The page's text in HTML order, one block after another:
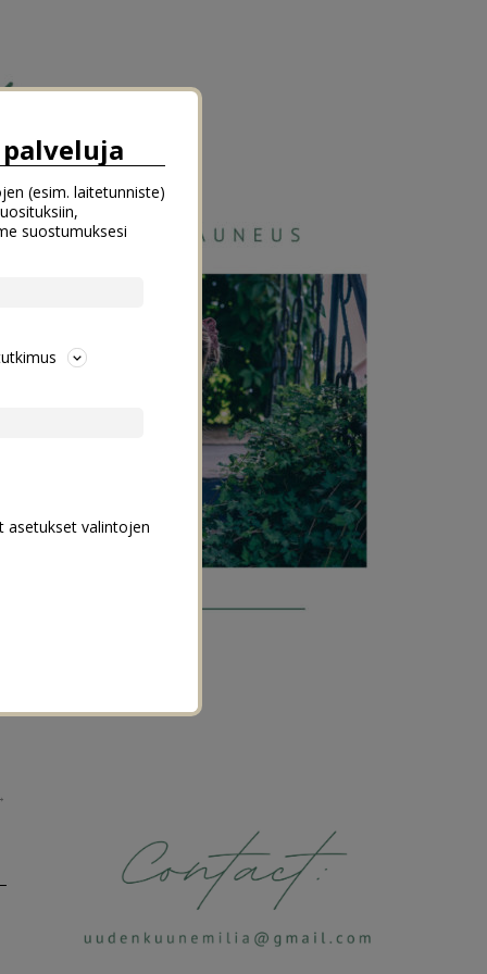
(esim. laitetunniste)
suostumuksesi
asetukset valintojen